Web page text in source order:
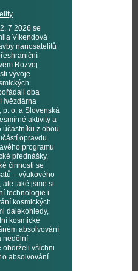
7 2026 se
Víkendová
nanosatelitů
Rozvoj
vývoje
oba
p. o. a Slovenská
aktivity a
účastníků z obou
opravdu
programu
přednášky,
činnosti se
– výukového
ale také jsme si
technologie i
kosmických
dalekohledy,
kosmické
absolvování
nedělní
obdrželi všichni
o absolvování